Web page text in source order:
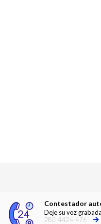
Contestador
Deje su voz
280-4424-476